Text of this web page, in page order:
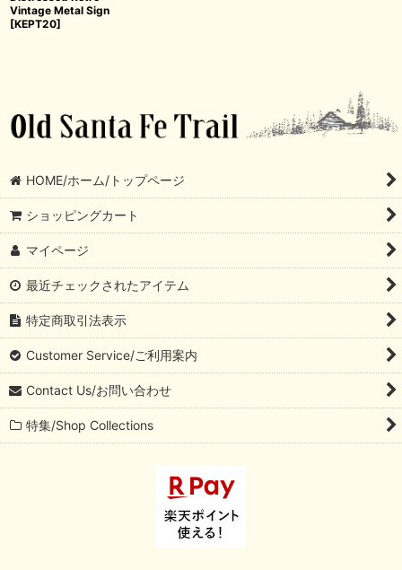
Vintage Metal Sign
[KEPT20]
HOME/ホーム/トップページ
ショッピングカート
マイページ
最近チェックされたアイテム
特定商取引法表示
Customer Service/ご利用案内
Contact Us/お問い合わせ
特集/Shop Collections